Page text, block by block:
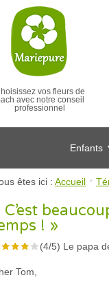
vos fleurs de
avec notre conseil
professionnel
Enfants
êtes ici : Accueil
C’est
! »
(4/5) Le papa
Tom,